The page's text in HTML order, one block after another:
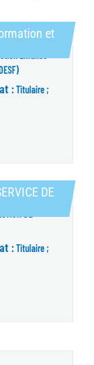
et
:Titulaire ;
DE
:Titulaire ;